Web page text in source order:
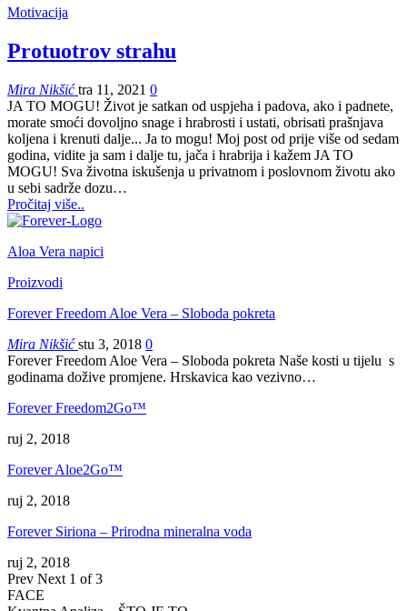
Motivacija
Protuotrov strahu
Mira Nikšićtra 11, 2021 0
JA TO MOGU! Život je satkan od uspjeha i padova, ako i padnete,
morate smoći dovoljno snage i hrabrosti i ustati, obrisati prašnjava
koljena i krenuti dalje... Ja to mogu! Moj post od prije više od sedam
godina, vidite ja sam i dalje tu, jača i hrabrija i kažem JA TO
MOGU! Sva životna iskušenja u privatnom i poslovnom životu ako
u sebi sadrže dozu…
Pročitaj više..
Aloa Vera napici
Proizvodi
Forever Freedom Aloe Vera – Sloboda pokreta
Mira Nikšićstu 3, 2018 0
Forever Freedom Aloe Vera – Sloboda pokreta Naše kosti u tijelu s
godinama dožive promjene. Hrskavica kao vezivno…
Forever Freedom2Go™
ruj 2, 2018
Forever Aloe2Go™
ruj 2, 2018
Forever Siriona – Prirodna mineralna voda
ruj 2, 2018
Prev Next 1 of 3
FACE